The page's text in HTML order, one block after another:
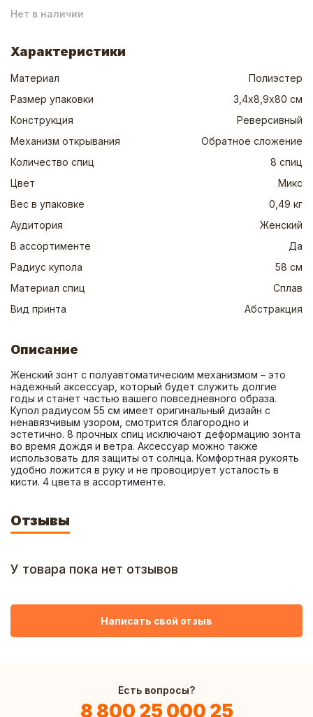
Нет в наличии
Характеристики
Материал
Полиэстер
Размер упаковки
3,4х8,9х80 см
Конструкция
Реверсивный
Механизм открывания
Обратное сложение
Количество спиц
8 спиц
Цвет
Микс
Вес в упаковке
0,49 кг
Аудитория
Женский
В ассортименте
Да
Радиус купола
58 см
Материал спиц
Сплав
Вид принта
Абстракция
Описание
Женский зонт с полуавтоматическим механизмом – это
надежный аксессуар, который будет служить долгие
годы и станет частью вашего повседневного образа.
Купол радиусом 55 см имеет оригинальный дизайн с
ненавязчивым узором, смотрится благородно и
эстетично. 8 прочных спиц исключают деформацию зонта
во время дождя и ветра. Аксессуар можно также
использовать для защиты от солнца. Комфортная рукоять
удобно ложится в руку и не провоцирует усталость в
кисти. 4 цвета в ассортименте.
Отзывы
У товара пока нет отзывов
Написать свой отзыв
Есть вопросы?
8 800 25 000 25